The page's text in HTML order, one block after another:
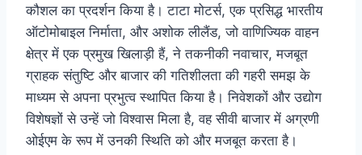
कौशल का प्रदर्शन किया है। टाटा मोटर्स, एक प्रसिद्ध भारतीय
ऑटोमोबाइल निर्माता, और अशोक लीलैंड, जो वाणिज्यिक वाहन
क्षेत्र में एक प्रमुख खिलाड़ी हैं, ने तकनीकी नवाचार, मजबूत
ग्राहक संतुष्टि और बाजार की गतिशीलता की गहरी समझ के
माध्यम से अपना प्रभुत्व स्थापित किया है। निवेशकों और उद्योग
विशेषज्ञों से उन्हें जो विश्वास मिला है, वह सीवी बाजार में अग्रणी
ओईएम के रूप में उनकी स्थिति को और मजबूत करता है।